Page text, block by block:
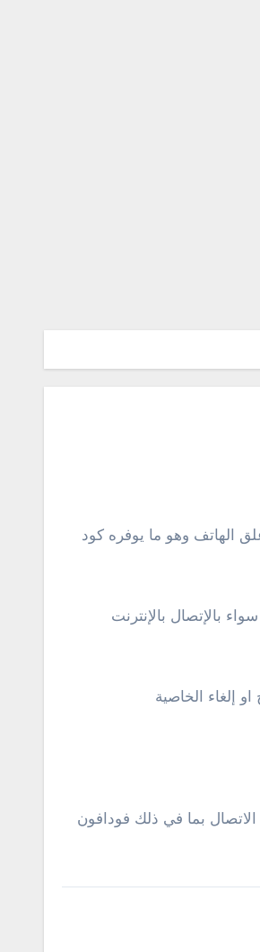
بالإتصال بالإنترنت
إلغاء الخاصية
بما في ذلك فودافون